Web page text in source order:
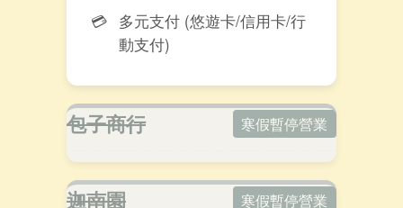
💳 多元支付 (悠遊卡/信用卡/行
動支付)
包子商行 寒假暫停營業
迦南園 寒假暫停營業